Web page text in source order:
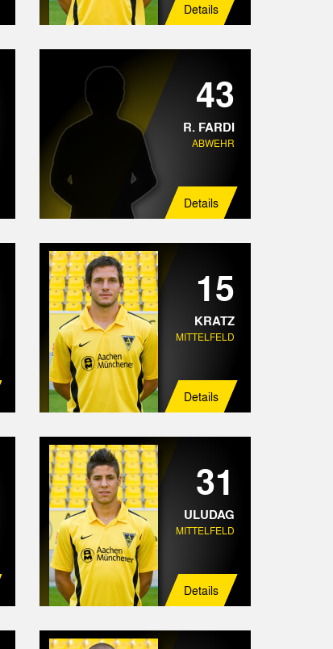
Details
43
R. FARDI
ABWEHR
Details
15
KRATZ
MITTELFELD
Details
31
ULUDAG
MITTELFELD
Details